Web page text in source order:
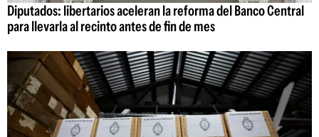
Diputados: libertarios aceleran la reforma del Banco Central
para llevarla al recinto antes de fin de mes